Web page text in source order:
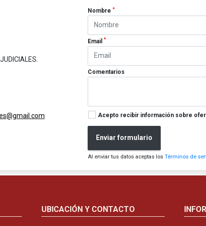
Nombre*
Email*
Comentarios
Acepto recibir información sobre
Enviar formulario
Al enviar tus datos aceptas losTérminos de
UBICACIÓN Y CONTACTO